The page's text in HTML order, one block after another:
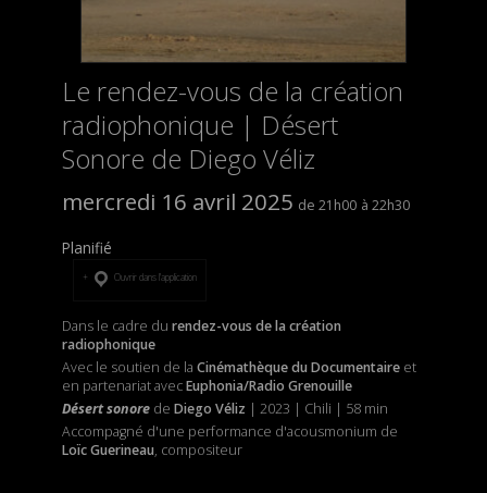
Le rendez-vous de la création
radiophonique | Désert
Sonore de Diego Véliz
mercredi 16 avril 2025 21h00 22h30
Planifié
Ouvrir dans l’application
Dans le cadre du rendez-vous de la création
radiophonique
Avec le soutien de la Cinémathèque du Documentaire et
en partenariat avecEuphonia/Radio Grenouille
Désert sonorede Diego Véliz | 2023 | Chili | 58 min
Accompagné d'une performance d'acousmonium de
Loïc Guerineau, compositeur